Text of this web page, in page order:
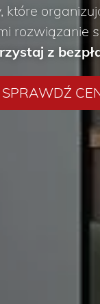
które
rozwiązanie
z
SPRAWDŹ